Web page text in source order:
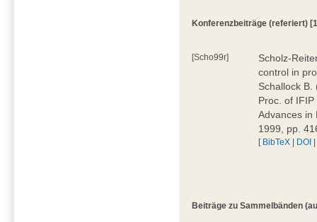
Konferenzbeiträge (referiert)
[Scho99r]
Scholz-
control in
Schallock
Proc. of
Advances in
1999, pp.
[ BibTeX | DOI
Beiträge zu Sammelbänden